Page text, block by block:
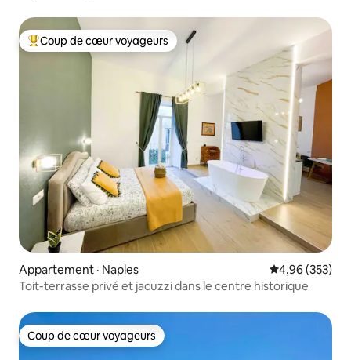
Coup de cœur voyageurs parmi les plus aimés
Coup de cœur voyageurs
Appartement · Naples Note
4,96 (353)
Toit-terrasse privé et jacuzzi dans le centre historique
Coup de cœur voyageurs
Coup de cœur voyageurs